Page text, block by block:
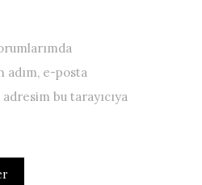
adım, e-posta
bu tarayıcıya